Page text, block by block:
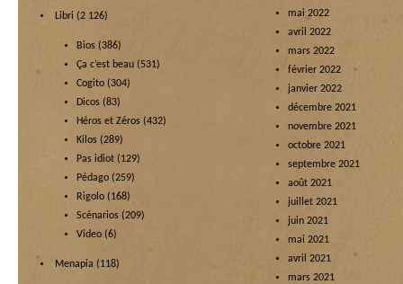
Libri (2 126)
Bios (386)
Ça c’est beau (531)
Cogito (304)
Dicos (83)
Héros et Zéros (432)
Kilos (289)
Pas idiot (129)
Pédago (259)
Rigolo (168)
Scénarios (209)
Video (6)
Menapia (118)
mai 2022
avril 2022
mars 2022
février 2022
janvier 2022
décembre 2021
novembre 2021
octobre 2021
septembre 2021
août 2021
juillet 2021
juin 2021
mai 2021
avril 2021
mars 2021